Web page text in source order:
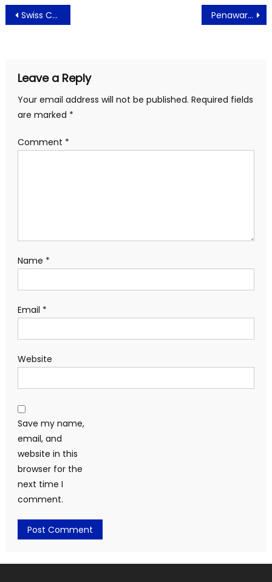
Post
navigation
Swiss Cafe Pondok Indah Persembahankan ‘Kanda Brother Live Concert Pop Rock Evening’ Penawaran Istimewa Swiss-Belhotel Serpong di Hari Jadi ke-3 Tahun
Leave a Reply
Your email address will not be published. Required fields
are marked *
Comment *
Name *
Email *
Website
Save my name,
email, and
website in this
browser for the
next time I
comment.